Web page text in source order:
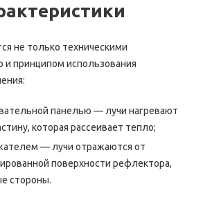
не только техническими
и принципом использования
панелью — лучи нагревают
которая рассеивает тепло;
— лучи отражаются от
поверхности рефлектора,
стороны.